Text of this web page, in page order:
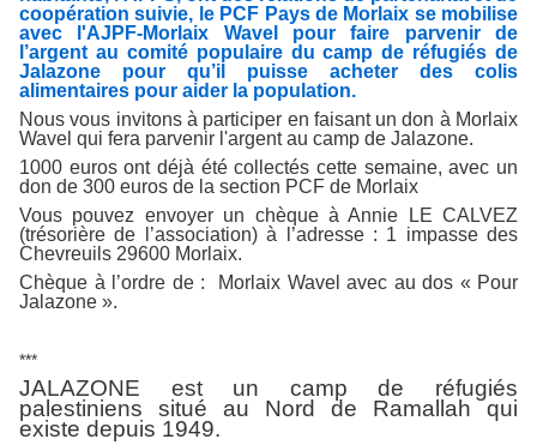
coopération suivie, le PCF Pays de Morlaix se mobilise
avec l'AJPF-Morlaix Wavel pour faire parvenir de
l’argent au comité populaire du camp de réfugiés de
Jalazone pour qu’il puisse acheter des colis
alimentaires pour aider la population.
Nous vous invitons à participer en faisant un don à Morlaix
Wavel qui fera parvenir l'argent au camp de Jalazone.
1000 euros ont déjà été collectés cette semaine, avec un
don de 300 euros de la section PCF de Morlaix
Vous pouvez envoyer un chèque à Annie LE CALVEZ
(trésorière de l’association) à l’adresse : 1 impasse des
Chevreuils 29600 Morlaix.
Chèque à l’ordre de : Morlaix Wavel avec au dos « Pour
Jalazone ».
***
JALAZONE est un camp de réfugiés
palestiniens situé au Nord de Ramallah qui
existe depuis 1949.